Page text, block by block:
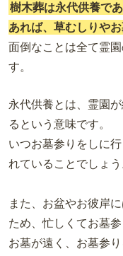
樹木葬は永代供養で
あれば、草むしりや
面倒なことは全て霊
す。
永代供養とは、霊園
るという意味です。
いつお墓参りをしに
れていることでしょう
また、お盆やお彼岸
ため、忙しくてお墓
お墓が遠く、お墓参